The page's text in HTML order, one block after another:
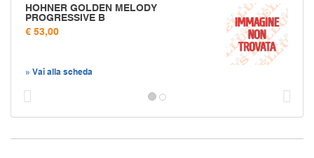
HOHNER GOLDEN MELODY
PROGRESSIVE B
€ 53,00
» Vai alla scheda